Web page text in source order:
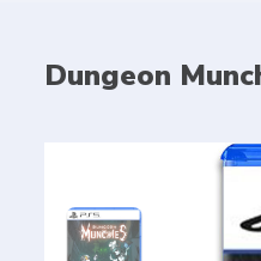
Dungeon